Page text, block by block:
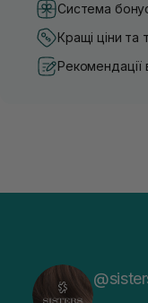
Система
Кращі ціни та
Рекомендації